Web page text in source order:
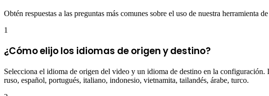
Obtén respuestas a las preguntas más comunes sobre el uso de nuestra herramienta
1
¿Cómo elijo los idiomas de origen y destino?
Selecciona el idioma de origen del video y un idioma de destino en la
ruso, español, portugués, italiano, indonesio, vietnamita, tailandés, árabe, turco.